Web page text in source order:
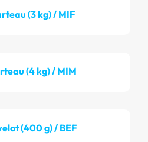
(3 kg) / MIF
(4 kg) / MIM
(400 g) / BEF